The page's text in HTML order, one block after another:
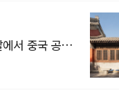
600년 사찰에서 중국 공예와 현대 패션을 직조한 ZARA x Fanglu Lin Pop-Up